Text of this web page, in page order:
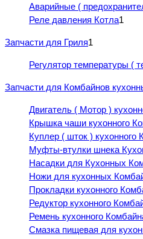
Аварийные (
Реле давления Котла1
Запчасти для Гриля1
Регулятор температуры (
Запчасти для Комбайнов
Двигатель ( Мотор )
Крышка чаши кухонного
Куплер ( шток ) кухонного
Муфты-втулки шнека
Насадки для Кухонных
Ножи для кухонных
Прокладки кухонного
Редуктор кухонного
Ремень кухонного
Смазка пищевая для